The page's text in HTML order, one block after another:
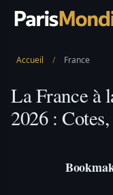
Accueil / France
La France à
2026 :